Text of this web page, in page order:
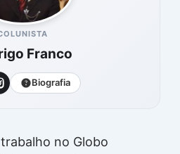
Franco
Biografia
no Globo